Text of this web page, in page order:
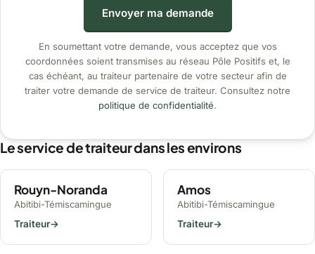
Envoyer ma demande
En soumettant votre demande, vous acceptez que vos
coordonnées soient transmises au réseau Pôle Positifs et, le
cas échéant, au traiteur partenaire de votre secteur afin de
traiter votre demande de service de traiteur. Consultez notre
politique de confidentialité.
Le service de traiteur dans les environs
Rouyn-Noranda
Abitibi-Témiscamingue
Traiteur→
Amos
Abitibi-Témiscamingue
Traiteur→